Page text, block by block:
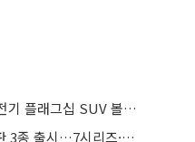
"전동화에도 입힌 안전 DNA" 전기 플래그십 SUV 볼보 'EX90'
BMW코리아, 8월 온라인 한정판 3종 출시…7시리즈·X7·M340i 투어링